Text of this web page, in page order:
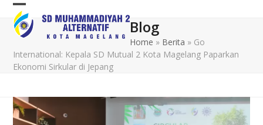
Skip
content
Open
mobile
menu
Close
mobile
menu
Blog
Home » Berita » Go
International: Kepala SD Mutual 2 Kota Magelang Paparkan
Ekonomi Sirkular di Jepang